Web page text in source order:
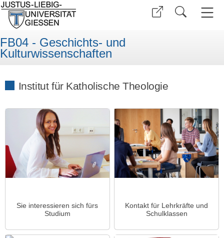
FB04 - Geschichts- und
Kulturwissenschaften
Institut für Katholische Theologie
Sie interessieren sich fürs
Studium
Kontakt für Lehrkräfte und
Schulklassen